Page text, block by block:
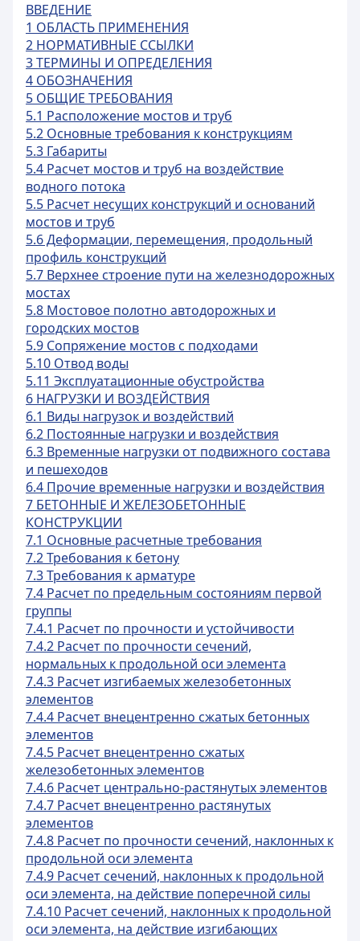
ВВЕДЕНИЕ
1 ОБЛАСТЬ ПРИМЕНЕНИЯ
2 НОРМАТИВНЫЕ ССЫЛКИ
3 ТЕРМИНЫ И ОПРЕДЕЛЕНИЯ
4 ОБОЗНАЧЕНИЯ
5 ОБЩИЕ ТРЕБОВАНИЯ
5.1 Расположение мостов и труб
5.2 Основные требования к конструкциям
5.3 Габариты
5.4 Расчет мостов и труб на воздействие
водного потока
5.5 Расчет несущих конструкций и оснований
мостов и труб
5.6 Деформации, перемещения, продольный
профиль конструкций
5.7 Верхнее строение пути на железнодорожных
мостах
5.8 Мостовое полотно автодорожных и
городских мостов
5.9 Сопряжение мостов с подходами
5.10 Отвод воды
5.11 Эксплуатационные обустройства
6 НАГРУЗКИ И ВОЗДЕЙСТВИЯ
6.1 Виды нагрузок и воздействий
6.2 Постоянные нагрузки и воздействия
6.3 Временные нагрузки от подвижного состава
и пешеходов
6.4 Прочие временные нагрузки и воздействия
7 БЕТОННЫЕ И ЖЕЛЕЗОБЕТОННЫЕ
КОНСТРУКЦИИ
7.1 Основные расчетные требования
7.2 Требования к бетону
7.3 Требования к арматуре
7.4 Расчет по предельным состояниям первой
группы
7.4.1 Расчет по прочности и устойчивости
7.4.2 Расчет по прочности сечений,
нормальных к продольной оси элемента
7.4.3 Расчет изгибаемых железобетонных
элементов
7.4.4 Расчет внецентренно сжатых бетонных
элементов
7.4.5 Расчет внецентренно сжатых
железобетонных элементов
7.4.6 Расчет центрально-растянутых элементов
7.4.7 Расчет внецентренно растянутых
элементов
7.4.8 Расчет по прочности сечений, наклонных к
продольной оси элемента
7.4.9 Расчет сечений, наклонных к продольной
оси элемента, на действие поперечной силы
7.4.10 Расчет сечений, наклонных к продольной
оси элемента, на действие изгибающих